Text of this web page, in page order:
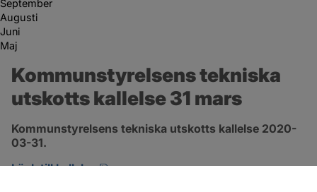
September
Augusti
Juni
Maj
Kommunstyrelsens tekniska
utskotts kallelse 31 mars
Kommunstyrelsens tekniska utskotts kallelse 2020-
03-31.
Länk till kallelse
pdf, öppnas i nytt fönster.